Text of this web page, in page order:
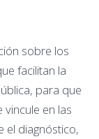
sobre los
facilitan la
para que
en las
el diagnóstico,